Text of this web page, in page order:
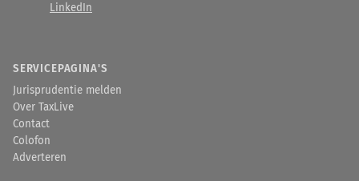
LinkedIn
SERVICEPAGINA'S
Jurisprudentie melden
Over TaxLive
Contact
Colofon
Adverteren